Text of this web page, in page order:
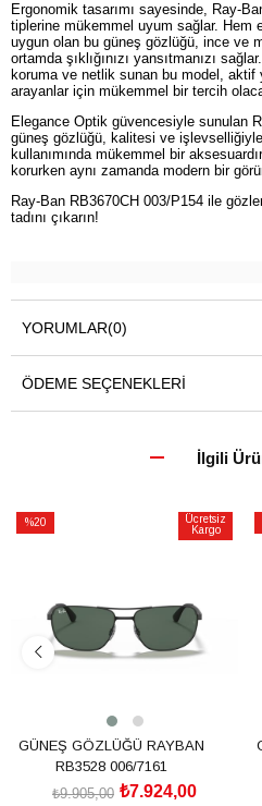
Ergonomik tasarımı sayesinde, Ray-
tiplerine mükemmel uyum sağlar. Hem
uygun olan bu güneş gözlüğü, ince ve
ortamda şıklığınızı yansıtmanızı
koruma ve netlik sunan bu model, aktif
arayanlar için mükemmel bir tercih
Elegance Optik güvencesiyle sunulan
güneş gözlüğü, kalitesi ve
kullanımında mükemmel bir
korurken aynı zamanda modern bir
Ray-Ban RB3670CH 003/P154 ile
tadını çıkarın!
YORUMLAR(0)
ÖDEME SEÇENEKLERI
İlgili
%20
Ücretsiz
Kargo
GÜNEŞ GÖZLÜĞÜ RAYBAN
RB3528 006/7161
₺7.924,00
₺9.905,00